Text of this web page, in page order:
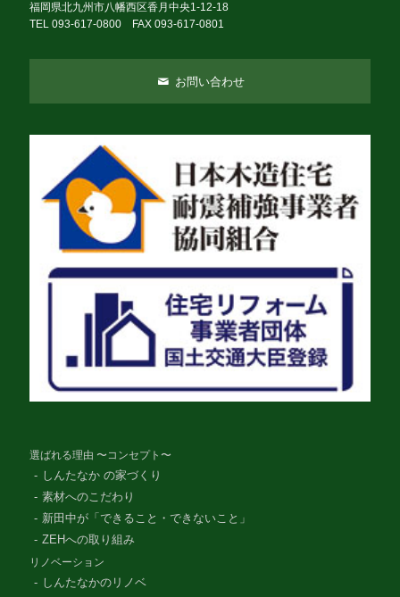
福岡県北九州市八幡西区香月中央1-12-18
TEL 093-617-0800 FAX 093-617-0801
お問い合わせ
選ばれる理由 〜コンセプト〜
しんたなか の家づくり
素材へのこだわり
新田中が「できること・できないこと」
ZEHへの取り組み
リノベーション
しんたなかのリノベ